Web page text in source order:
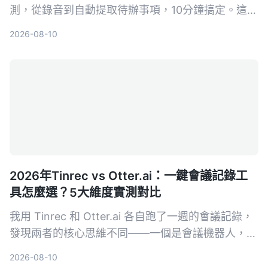
測，從錄音到自動提取待辦事項，10分鐘搞定。這篇
2026-08-10
2026年Tinrec vs Otter.ai：一鍵會議記錄工
具怎麼選？5大維度實測對比
我用 Tinrec 和 Otter.ai 各自跑了一週的會議記錄，
發現兩者的核心思維不同——一個是會議機器人，一
2026-08-10